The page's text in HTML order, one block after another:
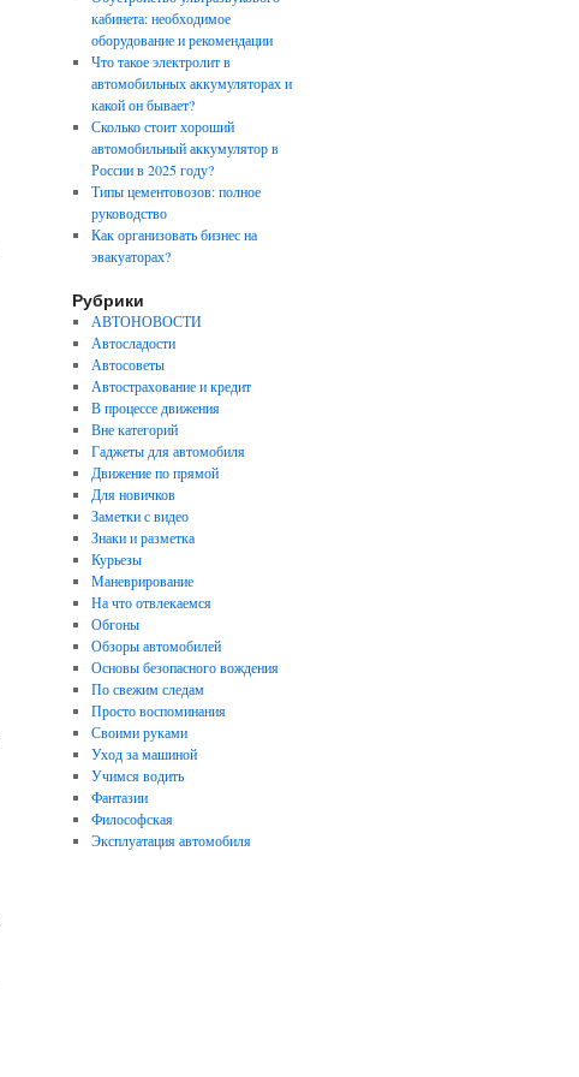
кабинета: необходимое
оборудование и рекомендации
Что такое электролит в
автомобильных аккумуляторах и
какой он бывает?
Сколько стоит хороший
автомобильный аккумулятор в
России в 2025 году?
Типы цементовозов: полное
руководство
Как организовать бизнес на
эвакуаторах?
Рубрики
АВТОНОВОСТИ
Автосладости
Автосоветы
Автострахование и кредит
В процессе движения
Вне категорий
Гаджеты для автомобиля
Движение по прямой
Для новичков
Заметки с видео
Знаки и разметка
Курьезы
Маневрирование
На что отвлекаемся
Обгоны
Обзоры автомобилей
Основы безопасного вождения
По свежим следам
Просто воспоминания
Своими руками
Уход за машиной
Учимся водить
Фантазии
Философская
Эксплуатация автомобиля